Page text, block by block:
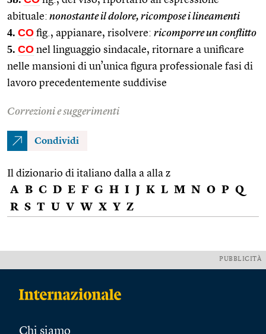
abituale: nonostante il dolore, ricompose i lineamenti
4. CO fig., appianare, risolvere: ricomporre un conflitto
5. CO nel linguaggio sindacale, ritornare a unificare
nelle mansioni di un’unica figura professionale fasi di
lavoro precedentemente suddivise
Correzioni e suggerimenti
Condividi
Il dizionario di italiano dalla a alla z
A B C D E F G H I J K L M N O P Q
R S T U V W X Y Z
PUBBLICITÀ
Chi siamo